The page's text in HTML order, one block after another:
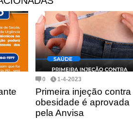
0 1-4-2023
Primeira injeção contra
obesidade é aprovada
pela Anvisa